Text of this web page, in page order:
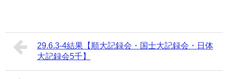
29.6.3-4結果【順大記録会・国士大記録会・日体
大記録会5千】